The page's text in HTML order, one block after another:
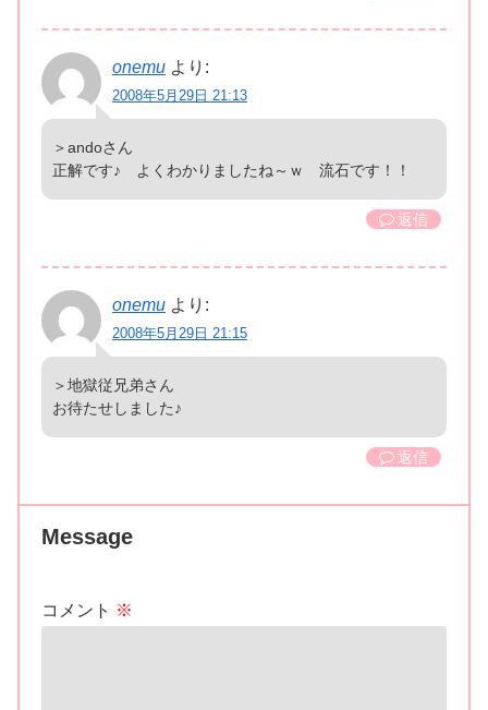
onemu より:
2008年5月29日 21:13
＞andoさん
正解です♪ よくわかりましたね～ｗ 流石です！！
返信
onemu より:
2008年5月29日 21:15
＞地獄従兄弟さん
お待たせしました♪
返信
Message
コメント ※